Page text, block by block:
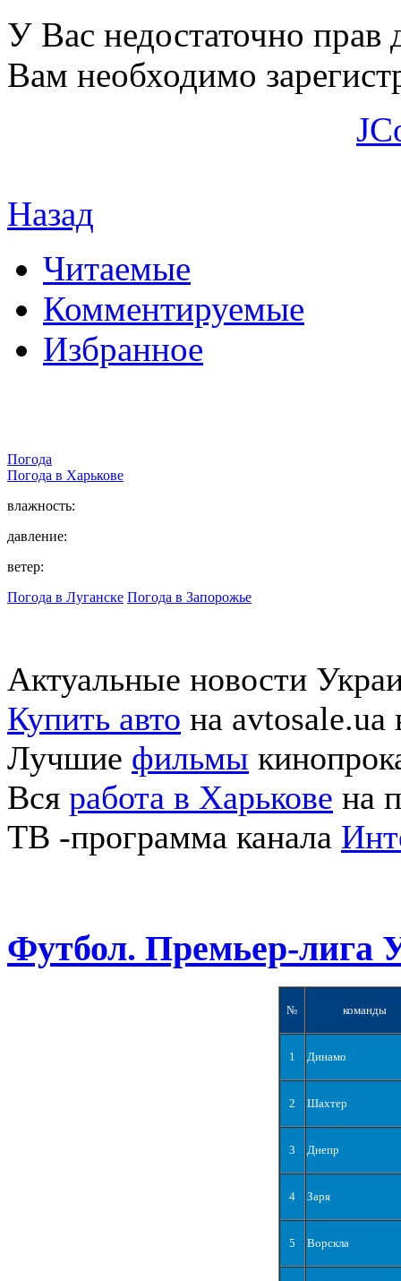
У Вас недостаточно прав
Вам необходимо
Назад
Читаемые
Комментируемые
Избранное
Погода
Погода в Харькове
влажность:
давление:
ветер:
Погода в Луганске Погода в Запорожье
Актуальные новости
Купить авто на avtosale.ua
Лучшие фильмы
Вся работа в Харькове на
ТВ -программа канала
Футбол. Премьер-лига
№ команды
1 Динамо
2 Шахтер
3 Днепр
4 Заря
5 Ворскла